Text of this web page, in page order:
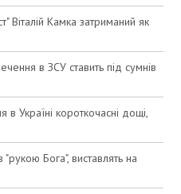
Віталій Камка затриманий як
в ЗСУ ставить під сумнів
в Україні короткочасні дощі,
Бога", виставлять на